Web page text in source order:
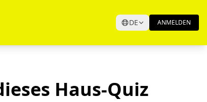
DE ANMELDEN
Haus-Quiz